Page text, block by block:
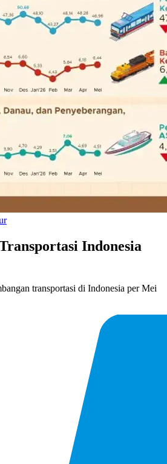
Indonesia
transportasi di Indonesia per Mei